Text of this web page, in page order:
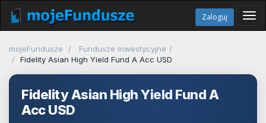
Zaloguj
mojeFundusze
Fundusze Inwestycyjne
Fidelity Asian High Yield Fund A Acc USD
Fidelity Asian High Yield Fund A
Acc USD